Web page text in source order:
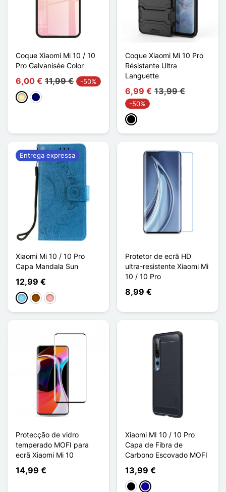
Coque Xiaomi Mi 10 / 10
Pro Galvanisée Color
6,00 € 11,99 € -50%
OuroAzul marinho
Coque Xiaomi Mi 10 Pro
Résistante Ultra
Languette
6,99 € 13,99 €
-50%
Preto
Xiaomi Mi 10 / 10 Pro
Capa Mandala Sun
12,99 €
Azul Claro
CastanhoOuro rosa
Entrega expressa
Protetor de ecrã HD
ultra-resistente Xiaomi Mi
10 / 10 Pro
8,99 €
Protecção de vidro
temperado MOFI para
ecrã Xiaomi Mi 10
14,99 €
Xiaomi MI 10 / 10 Pro
Capa de Fibra de
Carbono Escovado MOFI
13,99 €
PretoAzul Escuro